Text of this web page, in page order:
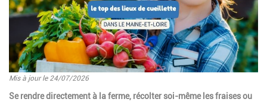
Mis à jour le 24/07/2026
Introduction
Se rendre directement à la ferme, récolter soi-même les fraises ou